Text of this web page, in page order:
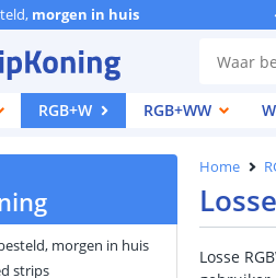
morgen in huis
RGB+W RGB+WW
morgen in huis
strips
Home
Losse